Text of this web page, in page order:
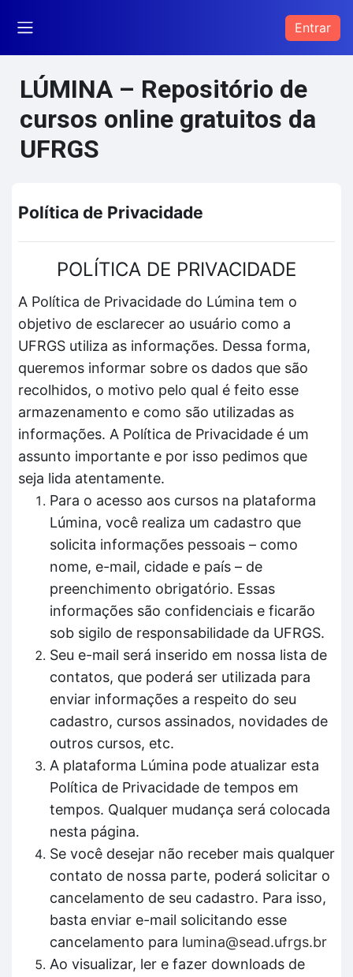
Entrar
LÚMINA – Repositório de
cursos online gratuitos da
UFRGS
Política de Privacidade
POLÍTICA DE PRIVACIDADE
A Política de Privacidade do Lúmina tem o
objetivo de esclarecer ao usuário como a
UFRGS utiliza as informações. Dessa forma,
queremos informar sobre os dados que são
recolhidos, o motivo pelo qual é feito esse
armazenamento e como são utilizadas as
informações. A Política de Privacidade é um
assunto importante e por isso pedimos que
seja lida atentamente.
Para o acesso aos cursos na plataforma
Lúmina, você realiza um cadastro que
solicita informações pessoais – como
nome, e-mail, cidade e país – de
preenchimento obrigatório. Essas
informações são confidenciais e ficarão
sob sigilo de responsabilidade da UFRGS.
Seu e-mail será inserido em nossa lista de
contatos, que poderá ser utilizada para
enviar informações a respeito do seu
cadastro, cursos assinados, novidades de
outros cursos, etc.
A plataforma Lúmina pode atualizar esta
Política de Privacidade de tempos em
tempos. Qualquer mudança será colocada
nesta página.
Se você desejar não receber mais qualquer
contato de nossa parte, poderá solicitar o
cancelamento de seu cadastro. Para isso,
basta enviar e-mail solicitando esse
cancelamento para lumina@sead.ufrgs.br
Ao visualizar, ler e fazer downloads de